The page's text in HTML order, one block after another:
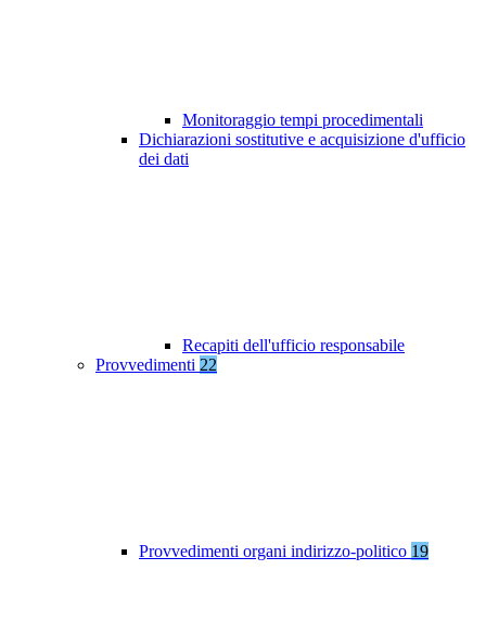
Monitoraggio tempi procedimentali
Dichiarazioni sostitutive e acquisizione d'ufficio
dei dati
Recapiti dell'ufficio responsabile
Provvedimenti 22
Provvedimenti organi indirizzo-politico 19